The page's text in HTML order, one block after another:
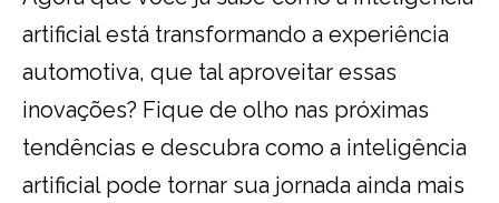
artificial está transformando a experiência
automotiva, que tal aproveitar essas
inovações? Fique de olho nas próximas
tendências e descubra como a inteligência
artificial pode tornar sua jornada ainda mais